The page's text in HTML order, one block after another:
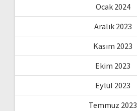
Ocak 2024
Aralık 2023
Kasım 2023
Ekim 2023
Eylül 2023
Temmuz 2023